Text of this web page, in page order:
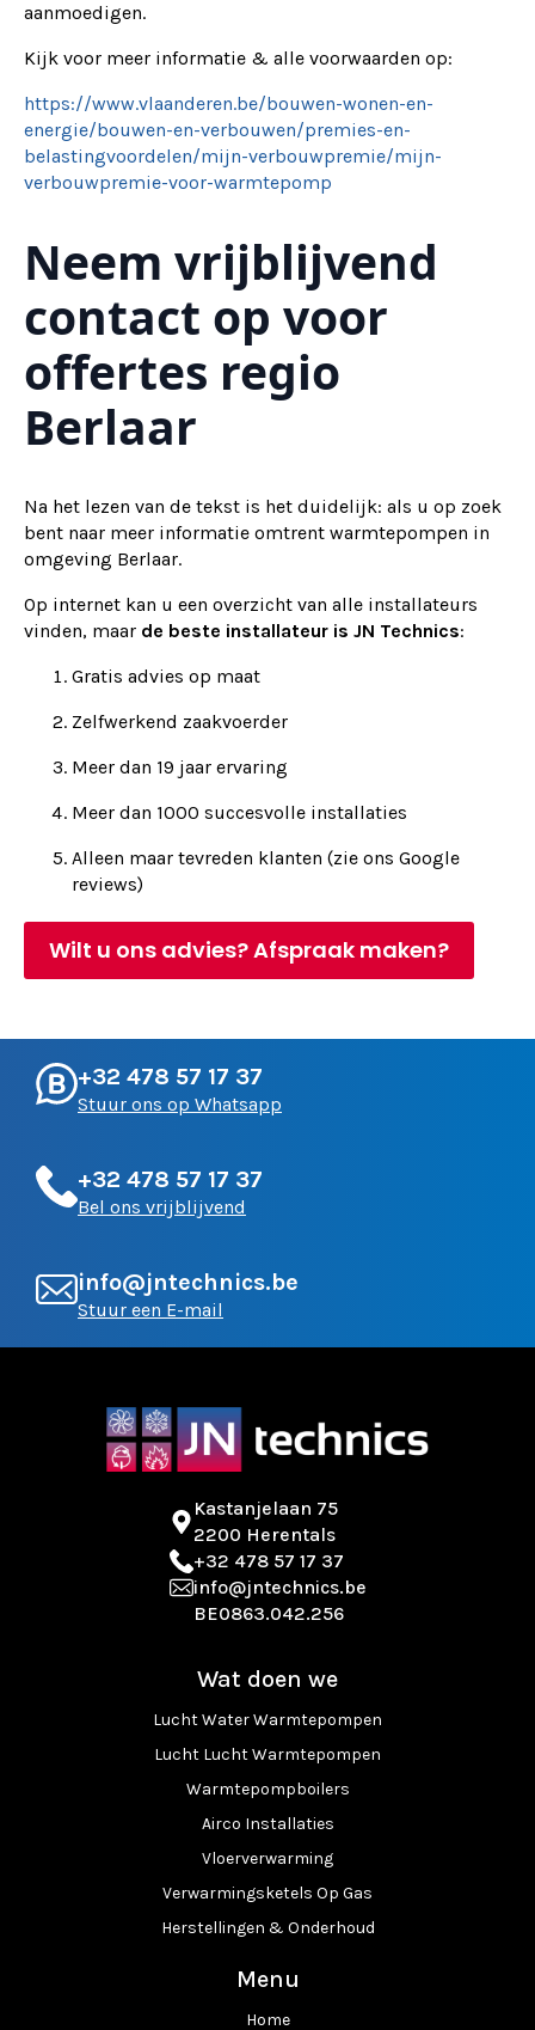
aanmoedigen.
Kijk voor meer informatie & alle voorwaarden op:
https://www.vlaanderen.be/bouwen-wonen-en-
energie/bouwen-en-verbouwen/premies-en-
belastingvoordelen/mijn-verbouwpremie/mijn-
verbouwpremie-voor-warmtepomp
Neem vrijblijvend
contact op voor
offertes regio
Berlaar
Na het lezen van de tekst is het duidelijk: als u op zoek
bent naar meer informatie omtrent warmtepompen in
omgeving Berlaar.
Op internet kan u een overzicht van alle installateurs
vinden, maar de beste installateur is JN Technics:
Gratis advies op maat
Zelfwerkend zaakvoerder
Meer dan 19 jaar ervaring
Meer dan 1000 succesvolle installaties
Alleen maar tevreden klanten (zie ons Google
reviews)
Wilt u ons advies? Afspraak maken?
+32 478 57 17 37
Stuur ons op Whatsapp
+32 478 57 17 37
Bel ons vrijblijvend
info@jntechnics.be
Stuur een E-mail
Kastanjelaan 75
2200 Herentals
+32 478 57 17 37
info@jntechnics.be
BE0863.042.256
Wat doen we
Lucht Water Warmtepompen
Lucht Lucht Warmtepompen
Warmtepompboilers
Airco Installaties
Vloerverwarming
Verwarmingsketels Op Gas
Herstellingen & Onderhoud
Menu
Home